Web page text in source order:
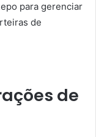
para gerenciar
de
de